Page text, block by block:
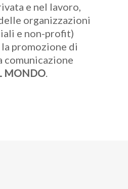
e nel lavoro,
organizzazioni
e non-profit)
promozione di
comunicazione
MONDO.